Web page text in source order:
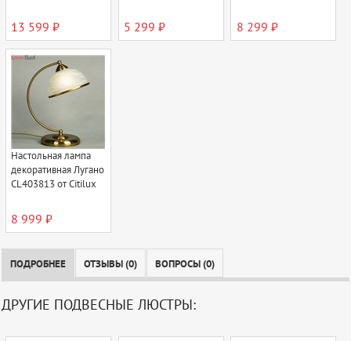
13 599 ₽ 5 299 ₽ 8 299 ₽
Настольная лампа
декоративная Лугано
CL403813 от Citilux
8 999 ₽
ПОДРОБНЕЕ ОТЗЫВЫ (0) ВОПРОСЫ (0)
ДРУГИЕ ПОДВЕСНЫЕ ЛЮСТРЫ: